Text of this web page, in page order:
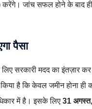
जांच सफल होने के बाद ही
पैसा
सरकारी मदद का इंतज़ार
है कि केवल जमीन होना ही
में है। इसके लिए 31